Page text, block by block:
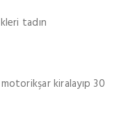
tadın
kiralayıp 30